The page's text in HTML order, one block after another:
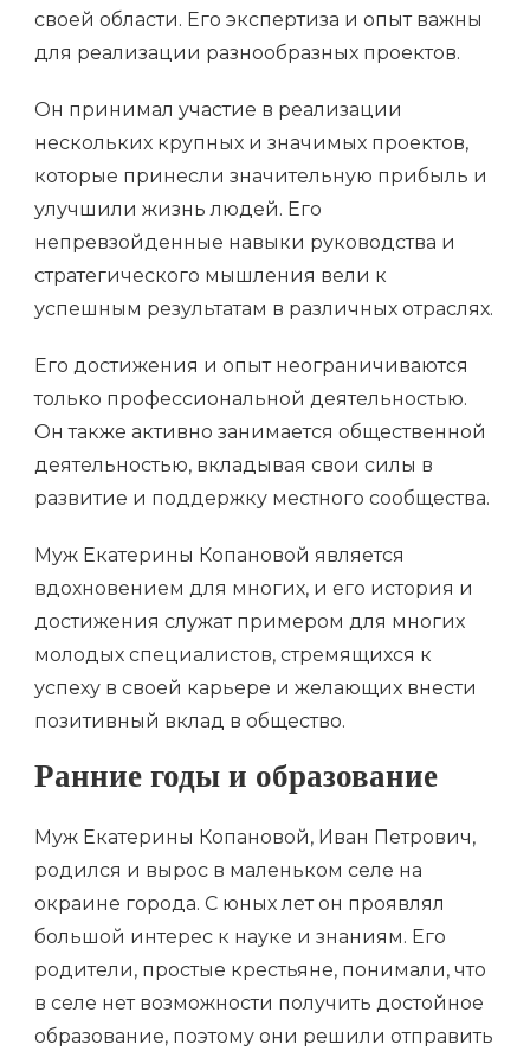
своей области. Его экспертиза и опыт важны
для реализации разнообразных проектов.
Он принимал участие в реализации
нескольких крупных и значимых проектов,
которые принесли значительную прибыль и
улучшили жизнь людей. Его
непревзойденные навыки руководства и
стратегического мышления вели к
успешным результатам в различных отраслях.
Его достижения и опыт неограничиваются
только профессиональной деятельностью.
Он также активно занимается общественной
деятельностью, вкладывая свои силы в
развитие и поддержку местного сообщества.
Муж Екатерины Копановой является
вдохновением для многих, и его история и
достижения служат примером для многих
молодых специалистов, стремящихся к
успеху в своей карьере и желающих внести
позитивный вклад в общество.
Ранние годы и образование
Муж Екатерины Копановой, Иван Петрович,
родился и вырос в маленьком селе на
окраине города. С юных лет он проявлял
большой интерес к науке и знаниям. Его
родители, простые крестьяне, понимали, что
в селе нет возможности получить достойное
образование, поэтому они решили отправить